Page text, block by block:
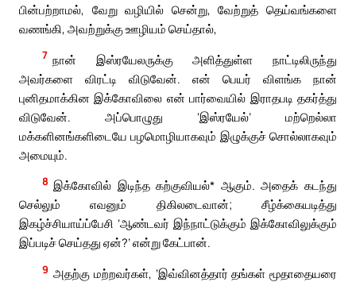
பின்பற்றாமல், வேறு வழியில் சென்று, வேற்றுத் தெய்வங்களை
வணங்கி, அவற்றுக்கு ஊழியம் செய்தால்,
7 நான் இஸ்ரயேலருக்கு அளித்துள்ள நாட்டிலிருந்து
அவர்களை விரட்டி விடுவேன். என் பெயர் விளங்க நான்
புனிதமாக்கின இக்கோவிலை என் பார்வையில் இராதபடி தகர்த்து
விடுவேன். அப்பொழுது ‘இஸ்ரயேல்’ மற்றெல்லா
மக்களினங்களிடையே பழமொழியாகவும் இழுக்குச் சொல்லாகவும்
அமையும்.
8 இக்கோவில் இடிந்த கற்குவியல்* ஆகும். அதைக் கடந்து
செல்லும் எவனும் திகிலடைவான்; சீழ்க்கையடித்து
இகழ்ச்சியாய்ப்பேசி ‘ஆண்டவர் இந்நாட்டுக்கும் இக்கோவிலுக்கும்
இப்படிச் செய்தது ஏன்?’ என்று கேட்பான்.
9 அதற்கு மற்றவர்கள், ‘இவ்வினத்தார் தங்கள் மூதாதையரை